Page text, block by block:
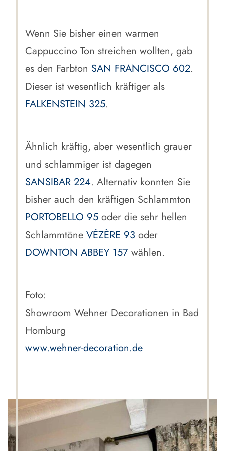
Wenn Sie bisher einen warmen
Cappuccino Ton streichen wollten, gab
es den Farbton SAN FRANCISCO 602.
Dieser ist wesentlich kräftiger als
FALKENSTEIN 325.
Ähnlich kräftig, aber wesentlich grauer
und schlammiger ist dagegen
SANSIBAR 224. Alternativ konnten Sie
bisher auch den kräftigen Schlammton
PORTOBELLO 95 oder die sehr hellen
Schlammtöne VÉZÈRE 93 oder
DOWNTON ABBEY 157 wählen.
Foto:
Showroom Wehner Decorationen in Bad
Homburg
www.wehner-decoration.de